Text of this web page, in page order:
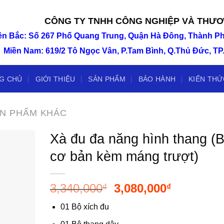
CÔNG TY TNHH CÔNG NGHIỆP VÀ
Bắc: Số 267 Phố Quang Trung, Quận Hà Đông, Thành
Miền Nam: 619/2 Tô Ngọc Vân, P.Tam Bình, Q.Thủ Đức,
CHỦ GIỚI THIỆU SẢN PHẨM BẢO HÀNH KIẾN
PHẨM KHÁC
Xà đu đa năng hình thang
cơ bản kèm máng trượt)
3,340,000₫
Giá
3,080,000₫Giá
01 Bộ xích đu